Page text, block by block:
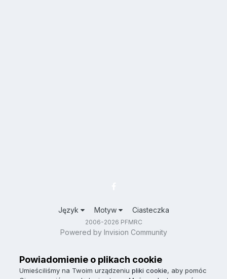
Język Motyw Ciasteczka
2006-2026 PFMRC
Powered by Invision Community
Powiadomienie o plikach cookie
Umieściliśmy na Twoim urządzeniu pliki cookie, aby pomóc